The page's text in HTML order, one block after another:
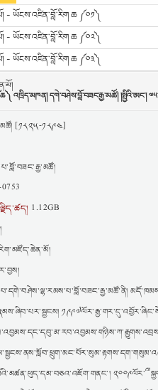
[༡༨༢༥-༡༨༩༤]
ལྗིད་ཚད། 1.12GB